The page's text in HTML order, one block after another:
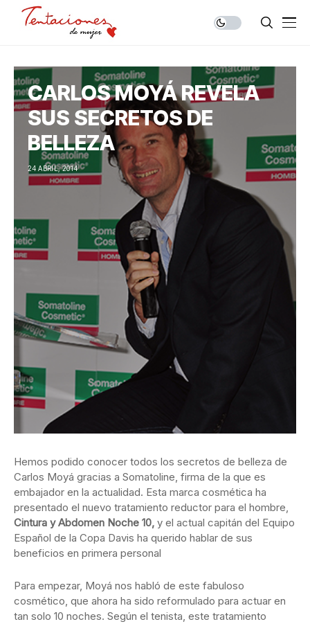
CARLOS MOYÁ REVELA
SUS SECRETOS DE
BELLEZA
24 ABRIL, 2014
Hemos podido conocer todos los secretos de belleza de
Carlos Moyá gracias a Somatoline, firma de la que es
embajador en la actualidad. Esta marca cosmética ha
presentado el nuevo tratamiento reductor para el hombre,
Cintura y Abdomen Noche 10, y el actual capitán del Equipo
Español de la Copa Davis ha querido hablar de sus
beneficios en primera personal
Para empezar, Moyá nos habló de este fabuloso
cosmético, que ahora ha sido reformulado para actuar en
tan solo 10 noches. Según el tenista, este tratamiento